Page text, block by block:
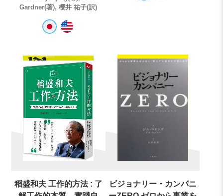
Gardner(著), 櫻井 祐子(訳)
稻盛和夫 工作的方法 : 了
ビジョナリー・カンパニ